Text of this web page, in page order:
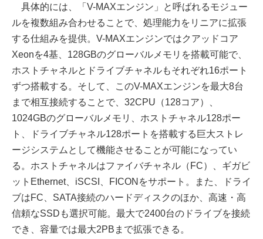
具体的には、「V-MAXエンジン」と呼ばれるモジュー
ルを複数組み合わせることで、処理能力をリニアに拡張
する仕組みを提供。V-MAXエンジンではクアッドコア
Xeonを4基、128GBのグローバルメモリを搭載可能で、
ホストチャネルとドライブチャネルもそれぞれ16ポート
ずつ搭載する。そして、このV-MAXエンジンを最大8台
まで相互接続することで、32CPU（128コア）、
1024GBのグローバルメモリ、ホストチャネル128ポー
ト、ドライブチャネル128ポートを搭載する巨大ストレ
ージシステムとして機能させることが可能になってい
る。ホストチャネルはファイバチャネル（FC）、ギガビ
ットEthernet、iSCSI、FICONをサポート。また、ドライ
ブはFC、SATA接続のハードディスクのほか、高速・高
信頼なSSDも選択可能。最大で2400台のドライブを接続
でき、容量では最大2PBまで拡張できる。